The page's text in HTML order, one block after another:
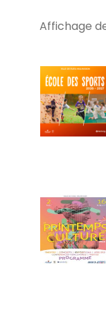
Affichage